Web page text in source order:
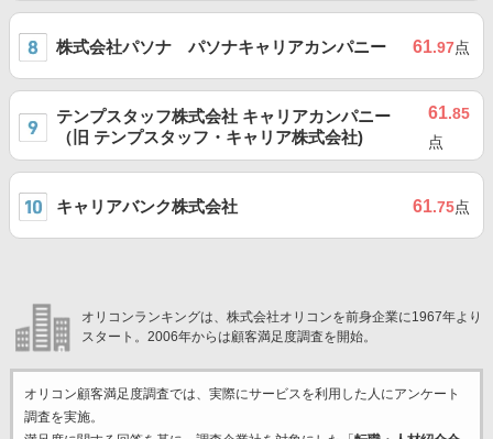
株式会社パソナ パソナキャリアカンパニー 61.97点
テンプスタッフ株式会社 キャリアカンパニー
（旧 テンプスタッフ・キャリア株式会社)
61.85
点
キャリアバンク株式会社 61.75点
オリコンランキングは、株式会社オリコンを前身企業に1967年より
スタート。2006年からは顧客満足度調査を開始。
オリコン顧客満足度調査では、実際にサービスを利用した 人にアンケート
調査を実施。